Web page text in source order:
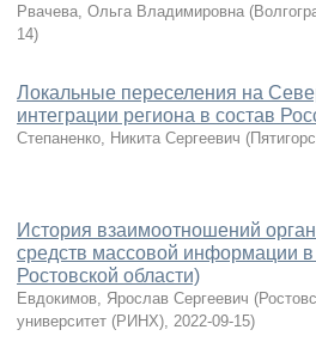
Рвачева, Ольга Владимировна (
14)
Локальные переселения на
интеграции региона в состав
Степаненко, Никита Сергеевич (
История взаимоотношений
средств массовой информации в
Ростовской области)
Евдокимов, Ярослав Сергеевич (
университет (РИНХ), 2022-09-15)